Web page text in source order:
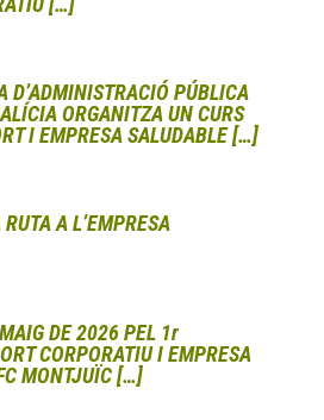
D’ADMINISTRACIÓ PÚBLICA
ORGANITZA UN CURS
I EMPRESA SALUDABLE […]
A L’EMPRESA
DE 2026 PEL 1r
CORPORATIU I EMPRESA
MONTJUÏC […]